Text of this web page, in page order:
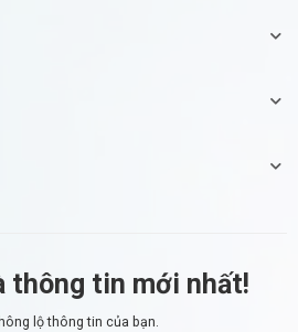
thông tin mới nhất!
lộ thông tin của bạn.